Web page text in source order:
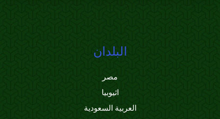
البلدان
مصر
اثيوبيا
العربية السعودية